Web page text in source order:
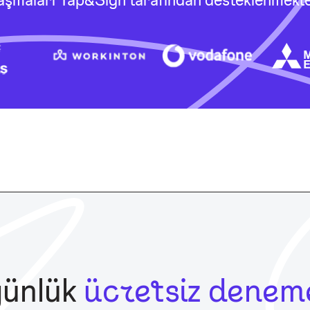
ücretsiz